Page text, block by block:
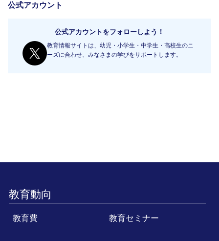
公式アカウント
公式アカウントをフォローしよう！
教育情報サイトは、幼児・小学生・中学生・高校生のニ
ーズに合わせ、みなさまの学びをサポートします。
教育動向
教育費 教育セミナー